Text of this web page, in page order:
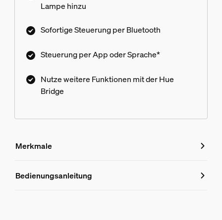
Lampe hinzu
Sofortige Steuerung per Bluetooth
Steuerung per App oder Sprache*
Nutze weitere Funktionen mit der Hue
Bridge
Merkmale
Merkmale
Bedienungsanleitung